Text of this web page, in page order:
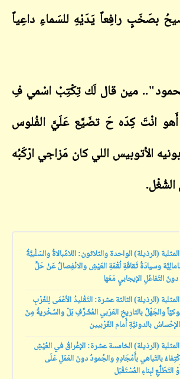
بصَخَبٍ رافِعاً يَدَيْهِ للسَماءِ داعِياً
مين قال لَك تِكْتِبْ اسْمي فِ
انْتَ كِدَه حَ تضَيَّع عَلَيَّ الفُلوس
الأتوبيس اللي كان مَزاجي ارْكَبُه
(الرذيلة) الواحدة والثلاثون: اللامُبالاةُ والسَلْبيَّةُ
وسيادَةُ ثَقافَةِ لُقْمَةِ العَيْشِ والانْفِصالُ عَنْ حَلِّ
التَفاعُلِ الإيجابيِ مَعَها
(الرذيلة) الثالثة عشرة: التَقْليدُ الأعْمَى لِلغَرْبِ
والجَهْلُ بالتاريخِ العَرَبي المُشَرِّفِ بَلْ والسُخْريةُ مِنَ
بالدونيَّةِ أَمام الغَرْبيين
(الرذيلة) الخامسة عشرة: الإغْراقُ في العُيْشِ
بالتَباهي بأَمْجَادِهِ والجُمودُ دونَ العَمَلِ عَلَى
لبِناءِ المُسْتَقْبَل